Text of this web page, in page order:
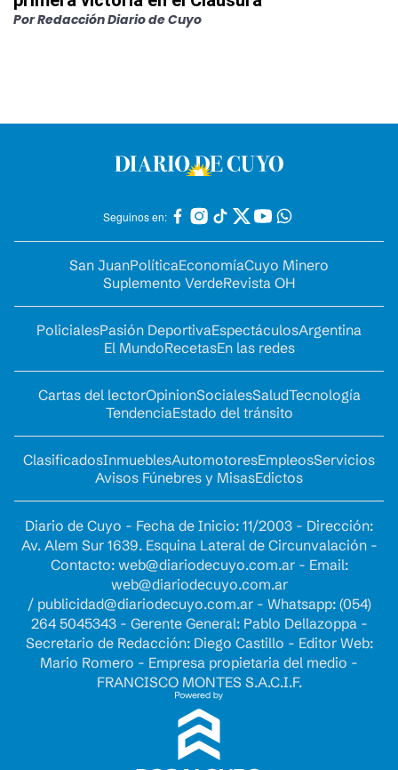
PorRedacción Diario de Cuyo
Seguinos en:
San JuanPolíticaEconomíaCuyo Minero
Suplemento VerdeRevista OH
PolicialesPasión DeportivaEspectáculosArgentina
El MundoRecetasEn las redes
Cartas del lectorOpinionSocialesSaludTecnología
TendenciaEstado del tránsito
ClasificadosInmueblesAutomotoresEmpleosServicios
Avisos Fúnebres y MisasEdictos
Diario de Cuyo - Fecha de Inicio: 11/2003 - Dirección:
Av. Alem Sur 1639. Esquina Lateral de Circunvalación -
Contacto: web@diariodecuyo.com.ar- Email:
web@diariodecuyo.com.ar
/ publicidad@diariodecuyo.com.ar- Whatsapp: (054)
264 5045343 - Gerente General: Pablo Dellazoppa -
Secretario de Redacción: Diego Castillo - Editor Web:
Mario Romero - Empresa propietaria del medio -
FRANCISCO MONTES S.A.C.I.F.